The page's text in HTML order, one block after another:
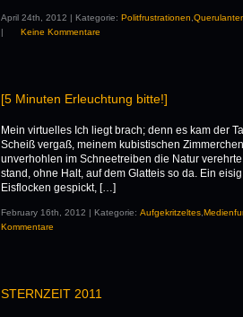
April 24th, 2012 | Kategorie: Politfrustrationen
|
Keine Kommentare
[5 Minuten Erleuchtung bitte!]
Mein virtuelles Ich liegt brach; denn es kam der
Scheiß vergaß, meinem kubistischen
unverhohlen im Schneetreiben die Natur
stand, ohne Halt, auf dem Glatteis so da. Ein
Eisflocken gespickt, […]
February 16th, 2012 | Kategorie: Aufgekritzeltes
Kommentare
STERNZEIT 2011